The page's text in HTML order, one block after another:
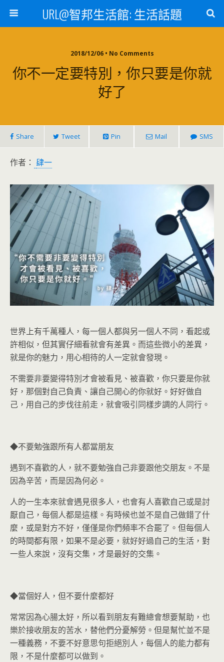
URL@智邦生活館: 生活話題
2018/12/06 • No Comments
你不一定要特別，你只要是你就
好了
Share Tweet Pin Mail SMS
作者： 肆一
世界上有千萬種人，每一個人都與另一個人不同，看起或
許相似，但其實仔細看就會有差異。而這些微小的差異，
就是你的魅力，用心相待的人一定就會發現。
不需要非要變得特別才會被看見、被喜歡，你只要是你就
好，那個對自己負責、讓自己開心的你就好。好好做自
己，用自己的步伐往前走，就會吸引同樣步調的人同行。
◆不要勉強跟所有人都當朋友
遇到不喜歡的人，就不要勉強自己非要跟他交朋友。不是
因為辛苦，而是因為何必。
人的一生本來就會遇見很多人，也會有人喜歡自己或是討
厭自己，每個人都是這樣。有時候也並不是自己做錯了什
麼，或是對方不好，僅僅是你們頻率不合罷了。但每個人
的時間都有限，如果不是必要，就好好過自己的生活，對
一些人來說，沒有交集，才是最好的交集。
◆當個好人，但不要什麼都好
常常因為心腸太好，所以看到朋友有難總會想要幫助，也
樂於接收朋友的苦水，替他們分憂解勞。但是幫忙並不是
一種義務，不要不好意思句拒絕別人，每個人的能力都有
限，不是什麼都可以做到。